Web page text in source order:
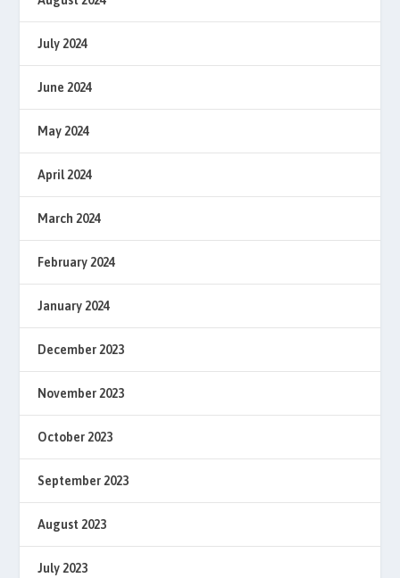
July 2024
June 2024
May 2024
April 2024
March 2024
February 2024
January 2024
December 2023
November 2023
October 2023
September 2023
August 2023
July 2023